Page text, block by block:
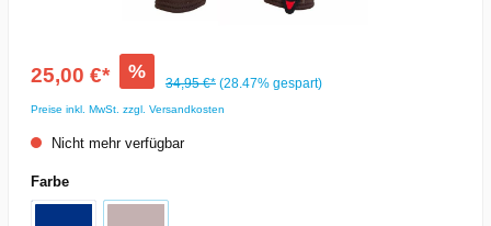
25,00 €* %
34,95 €* (28.47% gespart)
Preise inkl. MwSt. zzgl. Versandkosten
Nicht mehr verfügbar
Farbe